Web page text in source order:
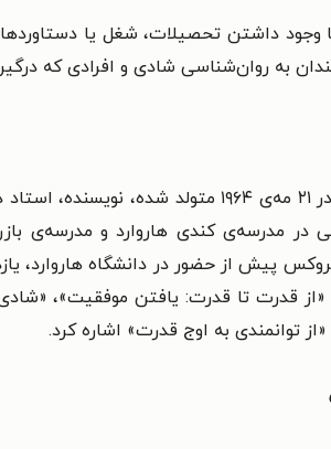
وجود داشتن تحصیلات، شغل یا
به روان‌شناسی شادی و افرادی که
مدرسه‌ی کندی هاروارد و مدرسه‌ی
پیش از حضور در دانشگاه هاروارد،
«از قدرت تا قدرت: یافتن موفقیت»،
توانمندی به اوج قدرت» اشاره کرد.